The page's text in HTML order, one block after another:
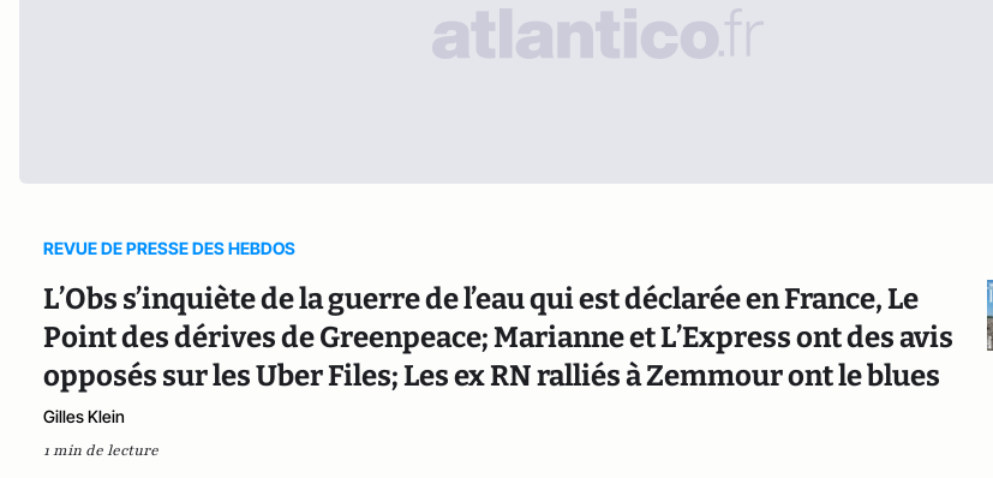
REVUE DE PRESSE DES HEBDOS
L’Obs s’inquiète de la guerre de l’eau qui est déclarée en France, Le
Point des dérives de Greenpeace; Marianne et L’Express ont des avis
opposés sur les Uber Files; Les ex RN ralliés à Zemmour ont le blues
Gilles Klein
1 min de lecture